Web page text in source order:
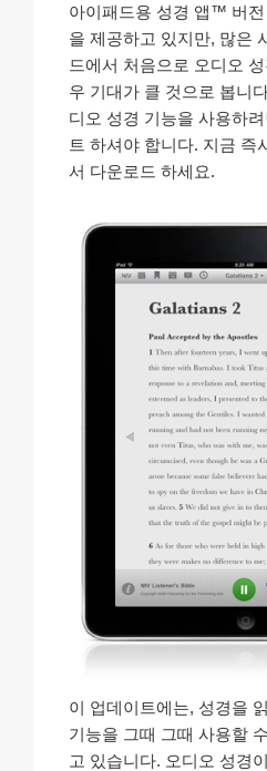
아이패드용 성경 앱™ 버
을 제공하고 있지만, 많은
드에서 처음으로 오디오
우 기대가 클 것으로 봅니
디오 성경 기능을 사용하
트 하셔야 합니다. 지금 즉
서 다운로드 하세요.
이 업데이트에는, 성경을
기능을 그때 그때 사용할
고 있습니다. 오디오 성경